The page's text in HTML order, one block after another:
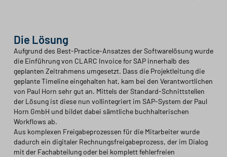
Die Lösung
Aufgrund des Best-Practice-Ansatzes der Softwarelösung wurde
die Einführung von CLARC Invoice for SAP innerhalb des
geplanten Zeitrahmens umgesetzt. Dass die Projektleitung die
geplante Timeline eingehalten hat, kam bei den Verantwortlichen
von Paul Horn sehr gut an. Mittels der Standard-Schnittstellen
der Lösung ist diese nun vollintegriert im SAP-System der Paul
Horn GmbH und bildet dabei sämtliche buchhalterischen
Workflows ab.
Aus komplexen Freigabeprozessen für die Mitarbeiter wurde
dadurch ein digitaler Rechnungsfreigabeprozess, der im Dialog
mit der Fachabteilung oder bei komplett fehlerfreien